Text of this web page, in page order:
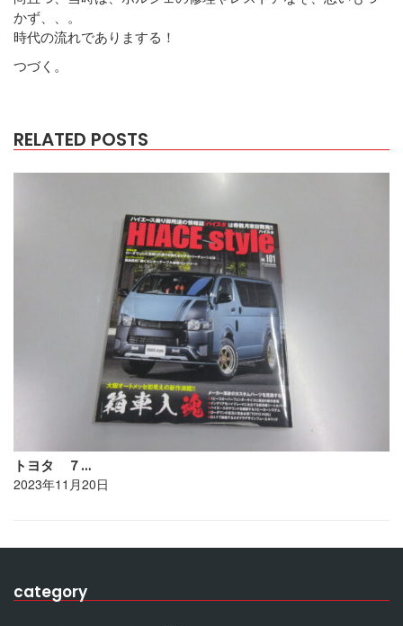
かず、、。
時代の流れでありまする！
つづく。
RELATED POSTS
トヨタ ７…
2023年11月20日
category